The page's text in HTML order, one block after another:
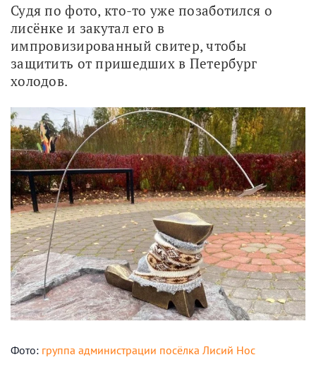
Судя по фото, кто-то уже позаботился о
лисёнке и закутал его в
импровизированный свитер, чтобы
защитить от пришедших в Петербург
холодов.
Фото: группа администрации посёлка Лисий Нос